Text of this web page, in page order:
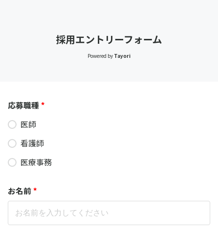
採用エントリーフォーム
Powered by Tayori
応募職種 *
医師
看護師
医療事務
お名前 *